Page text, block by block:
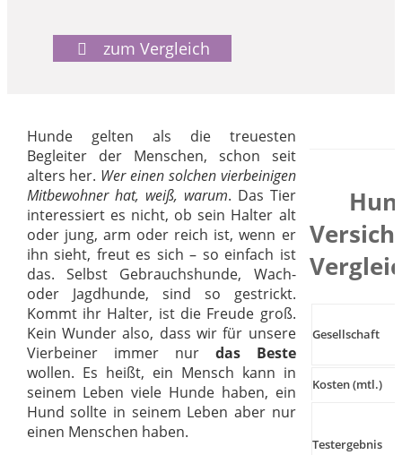
zum Vergleich
Hunde gelten als die treuesten
Begleiter der Menschen, schon seit
alters her. Wer einen solchen vierbeinigen
Mitbewohner hat, weiß, warum. Das Tier
interessiert es nicht, ob sein Halter alt
oder jung, arm oder reich ist, wenn er
ihn sieht, freut es sich – so einfach ist
das. Selbst Gebrauchshunde, Wach-
oder Jagdhunde, sind so gestrickt.
Kommt ihr Halter, ist die Freude groß.
Kein Wunder also, dass wir für unsere
Vierbeiner immer nur das Beste
wollen. Es heißt, ein Mensch kann in
seinem Leben viele Hunde haben, ein
Hund sollte in seinem Leben aber nur
einen Menschen haben.
Gesellschaft
Kosten (mtl.)
Testergebnis